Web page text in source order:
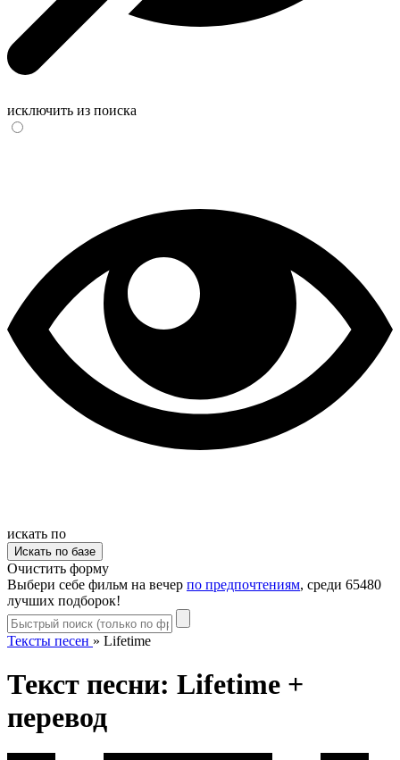
исключить из поиска
искать по
Очистить форму
Выбери себе фильм на вечер по предпочтениям, среди 65480
лучших подборок!
Тексты песен » Lifetime
Текст песни: Lifetime +
перевод